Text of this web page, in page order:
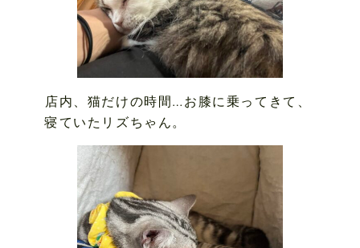
店内、猫だけの時間…お膝に乗ってきて、
寝ていたリズちゃん。